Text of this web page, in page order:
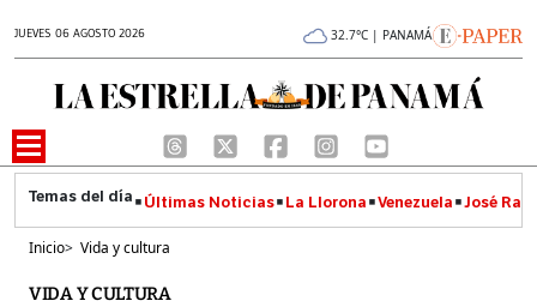
JUEVES 06 AGOSTO 2026 32.7°C | PANAMÁ
Últimas Noticias La Llorona Venezuela José
Inicio> Vida y cultura
VIDA Y CULTURA